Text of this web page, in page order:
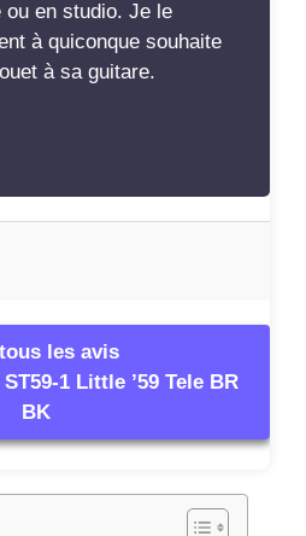
1 Little ’59 Tele BR
BK
1 Little ’59 Tele BR BK
: Seymour Duncan
,Tests
: Tests